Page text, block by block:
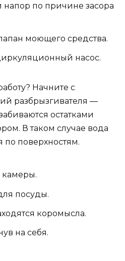
напор по причине засора
моющего средства.
насос.
Начните с
разбрызгивателя —
остатками
В таком случае вода
по поверхностям.
камеры.
посуды.
коромысла.
на себя.